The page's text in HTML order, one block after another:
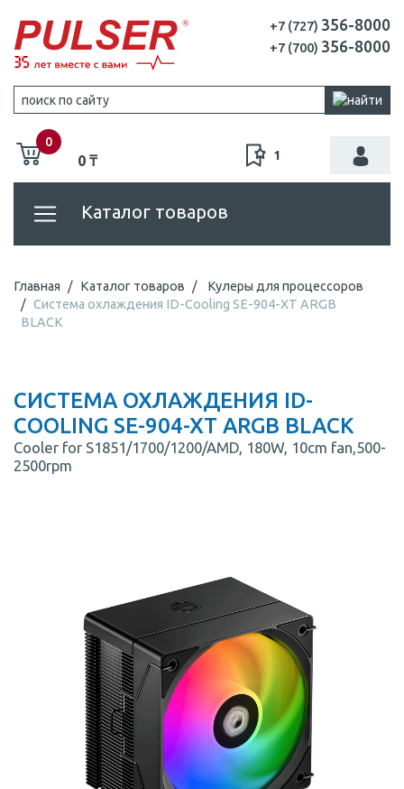
+7 (727) 356-8000
+7 (700) 356-8000
0
0 ₸ 1
Каталог товаров
Главная Каталог товаров
Кулеры для процессоров
Система охлаждения ID-Cooling SE-904-XT ARGB
BLACK
СИСТЕМА ОХЛАЖДЕНИЯ ID-
COOLING SE-904-XT ARGB BLACK
Cooler for S1851/1700/1200/AMD, 180W, 10cm fan,500-
2500rpm